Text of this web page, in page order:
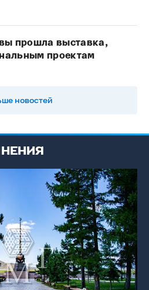
прошла выставка,
проектам
новостей